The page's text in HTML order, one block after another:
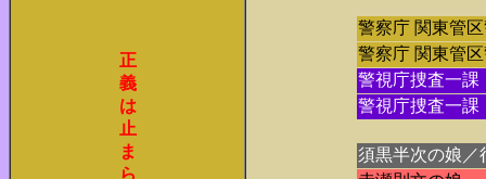
正
義
は
止
ま
ら
警察庁 関東管
警察庁 関東管
警視庁捜査一課
警視庁捜査一課
須黒半次の娘／